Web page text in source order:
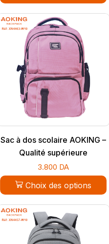
Sac à dos scolaire AOKING –
Qualité supérieure
3.800 DA
Choix des options